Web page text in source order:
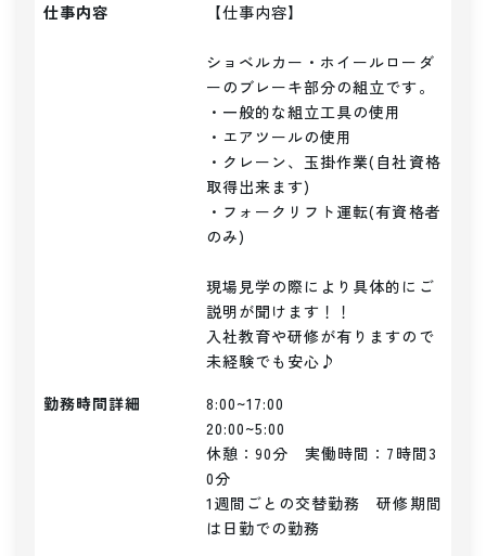
仕事内容
【仕事内容】
ショベルカー・ホイールローダ
ーのブレーキ部分の組立です。
・一般的な組立工具の使用
・エアツールの使用
・クレーン、玉掛作業(自社資格
取得出来ます)
・フォークリフト運転(有資格者
のみ)
現場見学の際により具体的にご
説明が聞けます！！
入社教育や研修が有りますので
未経験でも安心♪
勤務時間詳細
8:00~17:00
20:00~5:00
休憩：90分　実働時間：7時間3
0分
1週間ごとの交替勤務　研修期間
は日勤での勤務